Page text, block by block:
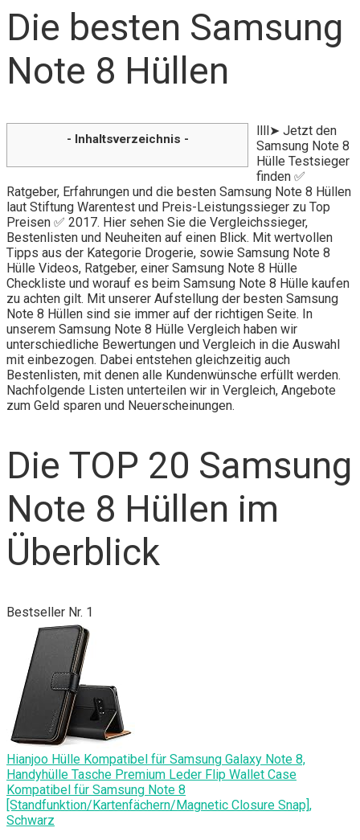
Die besten Samsung
Note 8 Hüllen
- Inhaltsverzeichnis -
llll➤ Jetzt den
Samsung Note 8
Hülle Testsieger
finden ✅
Ratgeber, Erfahrungen und die besten Samsung Note 8 Hüllen
laut Stiftung Warentest und Preis-Leistungssieger zu Top
Preisen ✅ 2017. Hier sehen Sie die Vergleichssieger,
Bestenlisten und Neuheiten auf einen Blick. Mit wertvollen
Tipps aus der Kategorie Drogerie, sowie Samsung Note 8
Hülle Videos, Ratgeber, einer Samsung Note 8 Hülle
Checkliste und worauf es beim Samsung Note 8 Hülle kaufen
zu achten gilt. Mit unserer Aufstellung der besten Samsung
Note 8 Hüllen sind sie immer auf der richtigen Seite. In
unserem Samsung Note 8 Hülle Vergleich haben wir
unterschiedliche Bewertungen und Vergleich in die Auswahl
mit einbezogen. Dabei entstehen gleichzeitig auch
Bestenlisten, mit denen alle Kundenwünsche erfüllt werden.
Nachfolgende Listen unterteilen wir in Vergleich, Angebote
zum Geld sparen und Neuerscheinungen.
Die TOP 20 Samsung
Note 8 Hüllen im
Überblick
Bestseller Nr. 1
Hianjoo Hülle Kompatibel für Samsung Galaxy Note 8,
Handyhülle Tasche Premium Leder Flip Wallet Case
Kompatibel für Samsung Note 8
[Standfunktion/Kartenfächern/Magnetic Closure Snap],
Schwarz